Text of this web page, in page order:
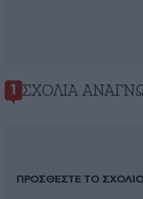
1 ΣΧΌΛΙΑ
ΠΡΟΣΘΕΣΤΕ ΤΟ